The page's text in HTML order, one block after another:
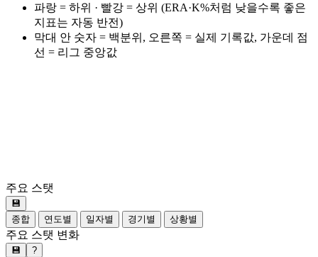
파랑 = 하위 · 빨강 = 상위 (ERA·K%처럼 낮을수록 좋은
지표는 자동 반전)
막대 안 숫자 = 백분위, 오른쪽 = 실제 기록값, 가운데 점
선 = 리그 중앙값
주요 스탯
💾
종합
연도별 일자별 경기별 상황별
주요 스탯 변화
💾 ?